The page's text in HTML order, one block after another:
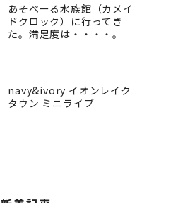
あそべーる水族館（カメイ
ドクロック）に行ってき
た。満足度は・・・・。
navy&ivory イオンレイク
タウン ミニライブ